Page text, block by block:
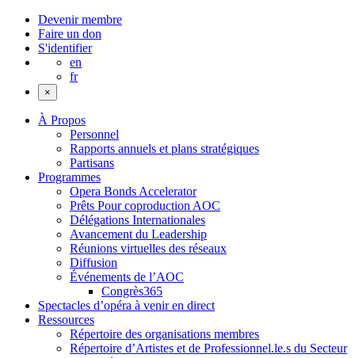
Devenir membre
Faire un don
S'identifier
en
fr
×
À Propos
Personnel
Rapports annuels et plans stratégiques
Partisans
Programmes
Opera Bonds Accelerator
Prêts Pour coproduction AOC
Délégations Internationales
Avancement du Leadership
Réunions virtuelles des réseaux
Diffusion
Événements de l’AOC
Congrès365
Spectacles d’opéra à venir en direct
Ressources
Répertoire des organisations membres
Répertoire d’Artistes et de Professionnel.le.s du Secteur